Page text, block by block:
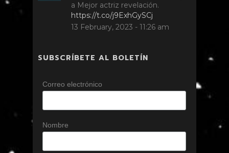
a Mejor actriz revelación.
https://t.co/j9ExhGySCj
13 February, 2023 - 11:26 am
SUBSCRÍBETE AL BOLETÍN
Correo electrónico
Nombre